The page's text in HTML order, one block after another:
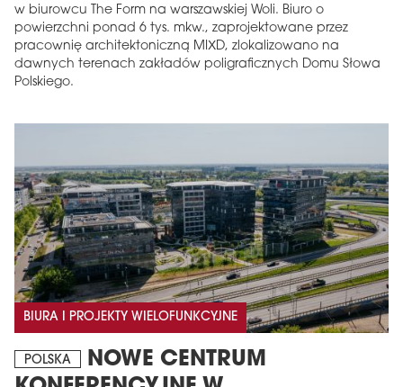
w biurowcu The Form na warszawskiej Woli. Biuro o
powierzchni ponad 6 tys. mkw., zaprojektowane przez
pracownię architektoniczną MIXD, zlokalizowano na
dawnych terenach zakładów poligraficznych Domu Słowa
Polskiego.
BIURA I PROJEKTY WIELOFUNKCYJNE
POLSKA
NOWE CENTRUM